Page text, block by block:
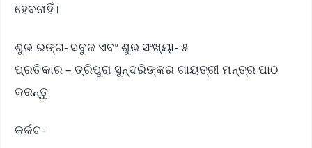
ହେବନାହିଁ।
ଶୁଭ ରଙ୍ଗ- ସବୁଜ ଏବଂ ଶୁଭ ସଂଖ୍ୟା- ୫
ପ୍ରତିକାର – ତ୍ରିପୁରା ସୁନ୍ଦରିଙ୍କର ଗାୟତ୍ରୀ ମନ୍ତ୍ର ପାଠ
କରନ୍ତୁ
କର୍କଟ-